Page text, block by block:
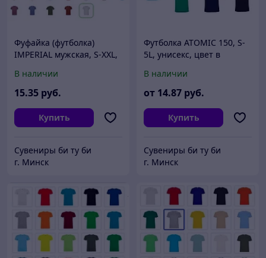
Фуфайка (футболка)
IMPERIAL мужская, S-XXL,
В наличии
15.35 руб.
Купить
Сувениры би ту би
г. Минск
Футболка ATOMIC 150, S-
5L, унисекс, цвет в
В наличии
от 14.87 руб.
Купить
Сувениры би ту би
г. Минск